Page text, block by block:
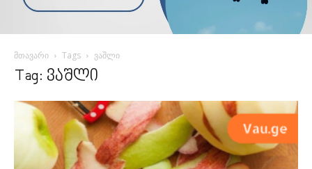
მთავარი Tags ვაშლი
Tag: ვაშლი